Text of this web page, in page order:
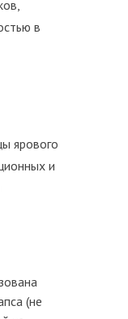
в
ярового
и
(не